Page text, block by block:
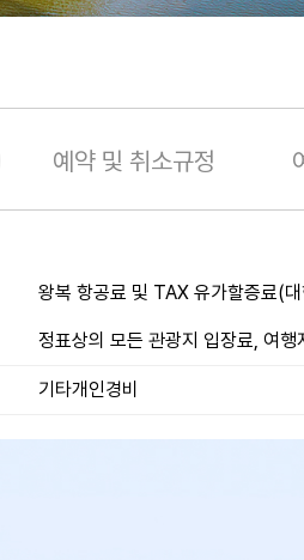
예약 및 취소규정
왕복 항공료 및 TAX 유가할증료(
정표상의 모든 관광지 입장료, 여행
기타개인경비